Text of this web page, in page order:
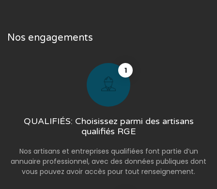
Nos engagements
1
QUALIFIÉS: Choisissez parmi des artisans
qualifiés RGE
Nos artisans et entreprises qualifiées font partie d’un
annuaire professionnel, avec des données publiques dont
vous pouvez avoir accès pour tout renseignement.